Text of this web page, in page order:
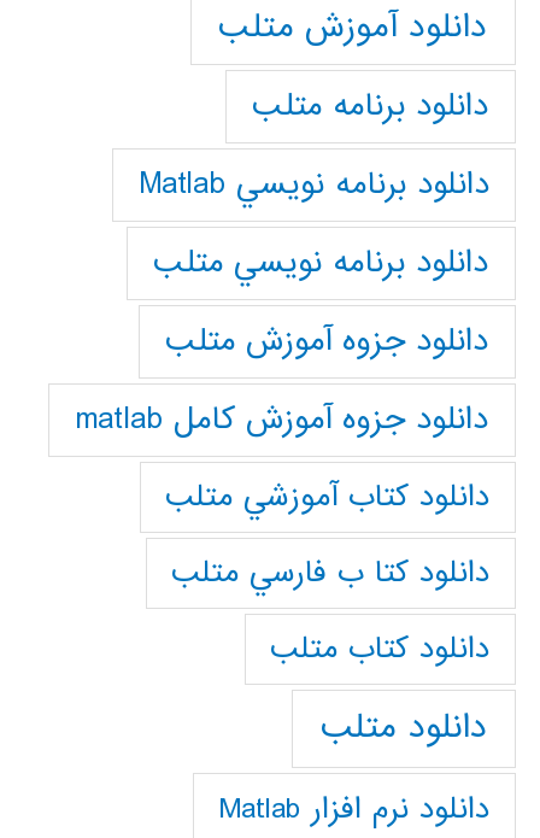
دانلود آموزش متلب
دانلود برنامه متلب
دانلود برنامه نويسي Matlab
دانلود برنامه نويسي متلب
دانلود جزوه آموزش متلب
دانلود جزوه آموزش کامل matlab
دانلود كتاب آموزشي متلب
دانلود كتا ب فارسي متلب
دانلود كتاب متلب
دانلود متلب
دانلود نرم افزار Matlab